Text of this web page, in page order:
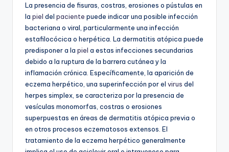
La presencia de fisuras, costras, erosiones o pústulas en
la piel del paciente puede indicar una posible infección
bacteriana o viral, particularmente una infección
estafilocócica o herpética. La dermatitis atópica puede
predisponer a la piel a estas infecciones secundarias
debido a la ruptura de la barrera cutánea y la
inflamación crónica. Específicamente, la aparición de
eczema herpético, una superinfección por el virus del
herpes simplex, se caracteriza por la presencia de
vesículas monomorfas, costras o erosiones
superpuestas en áreas de dermatitis atópica previa o
en otros procesos eczematosos extensos. El
tratamiento de la eczema herpético generalmente